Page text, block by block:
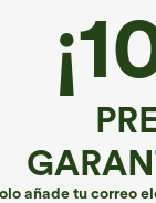
añade tu correo